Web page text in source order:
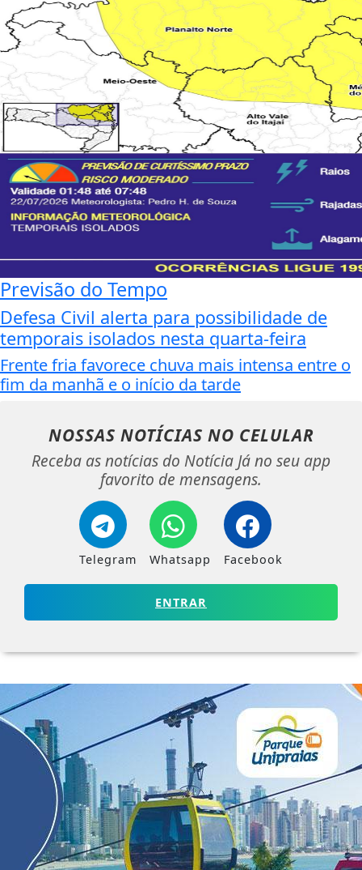
Previsão do Tempo
Defesa Civil alerta para possibilidade de
temporais isolados nesta quarta-feira
Frente fria favorece chuva mais intensa entre o
fim da manhã e o início da tarde
NOSSAS NOTÍCIAS NO CELULAR
Receba as notícias do Notícia Já no seu app
favorito de mensagens.
Telegram Whatsapp Facebook
ENTRAR